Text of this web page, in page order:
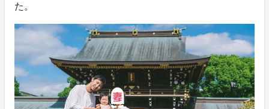
た。